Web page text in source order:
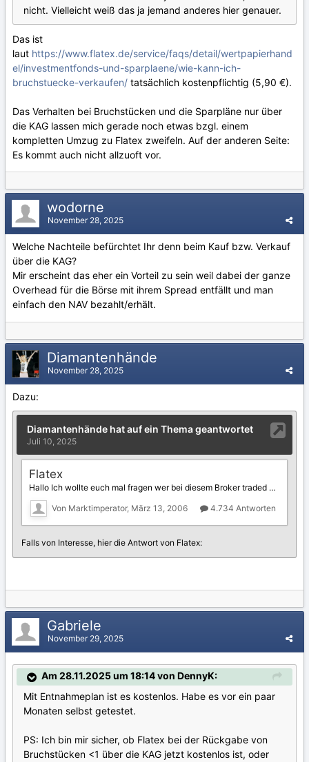
nicht. Vielleicht weiß das ja jemand anderes hier genauer.
Das ist
laut https://www.flatex.de/service/faqs/detail/wertpapierhand
el/investmentfonds-und-sparplaene/wie-kann-ich-
bruchstuecke-verkaufen/ tatsächlich kostenpflichtig (5,90 €).
Das Verhalten bei Bruchstücken und die Sparpläne nur über
die KAG lassen mich gerade noch etwas bzgl. einem
kompletten Umzug zu Flatex zweifeln. Auf der anderen Seite:
Es kommt auch nicht allzuoft vor.
wodorne
November 28, 2025
Welche Nachteile befürchtet Ihr denn beim Kauf bzw. Verkauf
über die KAG?
Mir erscheint das eher ein Vorteil zu sein weil dabei der ganze
Overhead für die Börse mit ihrem Spread entfällt und man
einfach den NAV bezahlt/erhält.
Diamantenhände
November 28, 2025
Dazu:
Gabriele
November 29, 2025
Am 28.11.2025 um 18:14 von DennyK:
Mit Entnahmeplan ist es kostenlos. Habe es vor ein paar
Monaten selbst getestet.
PS: Ich bin mir sicher, ob Flatex bei der Rückgabe von
Bruchstücken <1 über die KAG jetzt kostenlos ist, oder